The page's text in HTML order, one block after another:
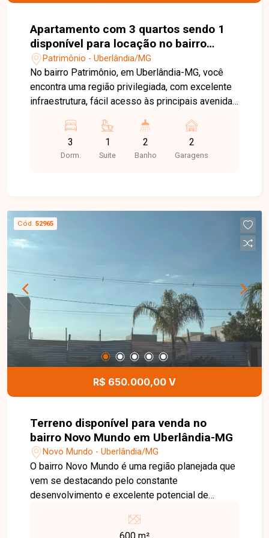
Apartamento com 3 quartos sendo 1
disponível para locação no bairro
Patrimônio em Uberlândia-MG
Patrimônio - Uberlândia/MG
No bairro Patrimônio, em Uberlândia-MG, você
encontra uma região privilegiada, com excelente
infraestrutura, fácil acesso às principais avenidas
supermercados, escolas, farmácias e diversos
comércios, proporcionando praticidade e
qualidade de vida. Apartamento disponível para
cozinha com armários, área de serviço e 1 vaga
de garagem. O imóvel oferece ambientes
amplos, bem distribuídos e funcionais, ideal para
Uma excelente oportunidade para morar em uma
das regiões mais valorizadas de Uberlândia.
Entre em contato e agende sua visita!
3
Dorm.
1
Suite
2
Banho
2
Garagens
Cód. 52965
R$ 650.000,00 V
Terreno disponível para venda no
bairro Novo Mundo em Uberlândia-MG
Novo Mundo - Uberlândia/MG
O bairro Novo Mundo é uma região planejada que
vem se destacando pelo constante
desenvolvimento e excelente potencial de
tranquilas, áreas de lazer e fácil acesso às